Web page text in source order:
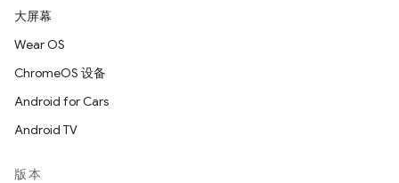
大屏幕
Wear OS
ChromeOS 设备
Android for Cars
Android TV
版本